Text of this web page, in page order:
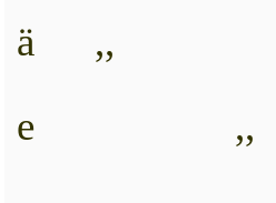
ä ,,  
e  ,, 